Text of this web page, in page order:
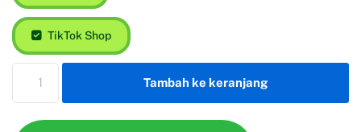
TikTok Shop
Tambah ke keranjang